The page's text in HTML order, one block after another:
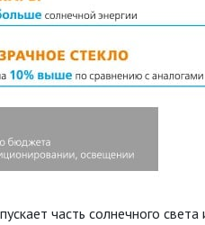
часть солнечного